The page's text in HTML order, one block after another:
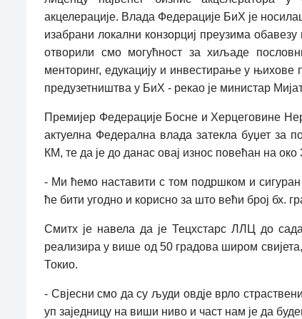
акцелерације. Влада Федерације БиХ је
изабрани локални конзорциј преузима
отворили смо могућност за хиљаде
менторинг, едукацију и инвестирање у њихове
предузетништва у БиХ - рекао је министар
Премијер Федерације Босне и Херцеговине
актуелна Федерална влада затекла буџет
КМ, те да је до данас овај износ повећан на
- Ми ћемо наставити с том подршком и сигуран
ће бити угодно и корисно за што већи број бх.
Смитх је навела да је Тецхстарс ЛЛЦ до
реализира у више од 50 градова широм
Токио.
- Свјесни смо да су људи овдје врло
уп заједницу на виши ниво и част нам је да